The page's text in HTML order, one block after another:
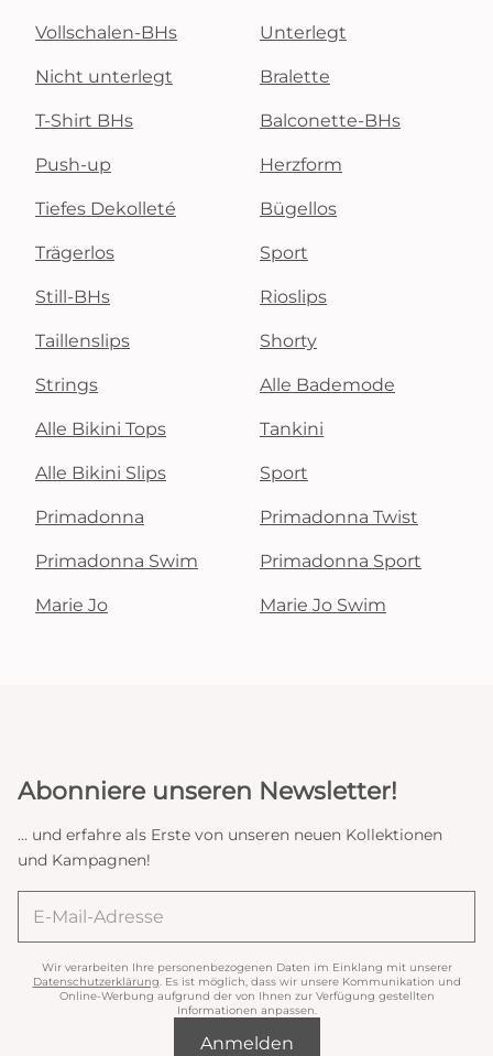
Vollschalen-BHs Unterlegt
Nicht unterlegt Bralette
T-Shirt BHs Balconette-BHs
Push-up Herzform
Tiefes Dekolleté Bügellos
Trägerlos Sport
Still-BHs Rioslips
Taillenslips Shorty
Strings Alle Bademode
Alle Bikini Tops Tankini
Alle Bikini Slips Sport
Primadonna Primadonna Twist
Primadonna Swim Primadonna Sport
Marie Jo Marie Jo Swim
Abonniere unseren Newsletter!
... und erfahre als Erste von unseren neuen Kollektionen
und Kampagnen!
Wir verarbeiten Ihre personenbezogenen Daten im Einklang mit unserer
Datenschutzerklärung . Es ist möglich, dass wir unsere Kommunikation und
Online-Werbung aufgrund der von Ihnen zur Verfügung gestellten
Informationen anpassen.
Anmelden